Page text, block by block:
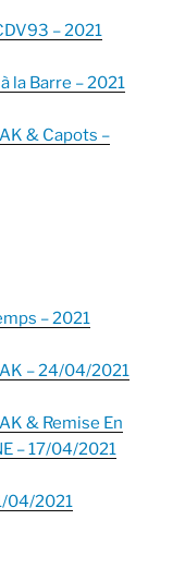
– 2021
la Barre – 2021
& Capots –
– 2021
– 24/04/2021
& Remise En
– 17/04/2021
04/2021